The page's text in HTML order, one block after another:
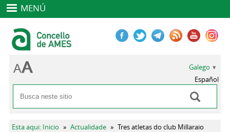
MENÚ
Formulario de busca
Buscar
Galego
Español
Vostede está aquí
Esta aqui: Inicio » Actualidade » Tres atletas do club Millaraio